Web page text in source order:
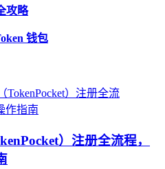
攻略
钱包
）注册全流程，